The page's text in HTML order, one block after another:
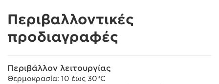
Περιβαλλοντικές
προδιαγραφές
Περιβάλλον λειτουργίας
Θερμοκρασία: 10 έως 30ºC